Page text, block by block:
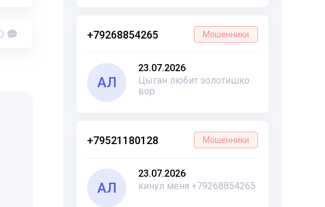
+79268854265 Мошенники
АЛ
23.07.2026
Цыган любит золотишко
вор
+79521180128 Мошенники
АЛ
23.07.2026
кинул меня +79268854265